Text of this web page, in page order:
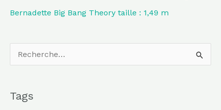
Bernadette Big Bang Theory taille : 1,49 m
Tags